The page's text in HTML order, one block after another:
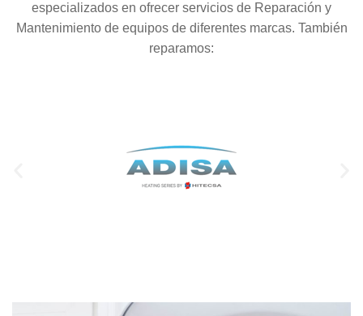
especializados en ofrecer servicios de Reparación y
Mantenimiento de equipos de diferentes marcas. También
reparamos: